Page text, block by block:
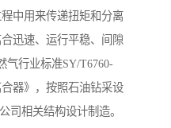
中用来传递扭矩和分离
迅速、运行平稳、间隙
气行业标准SY/T6760-
器》，按照石油钻采设
司相关结构设计制造。